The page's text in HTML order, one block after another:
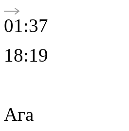
01:37
18:19
Ага